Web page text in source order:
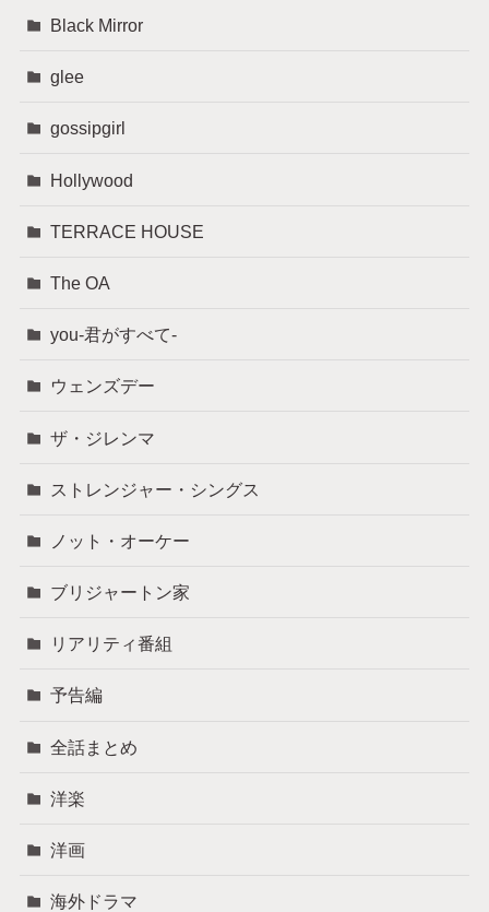
Black Mirror
glee
gossipgirl
Hollywood
TERRACE HOUSE
The OA
you-君がすべて-
ウェンズデー
ザ・ジレンマ
ストレンジャー・シングス
ノット・オーケー
ブリジャートン家
リアリティ番組
予告編
全話まとめ
洋楽
洋画
海外ドラマ